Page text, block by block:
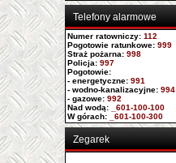
Telefony alarmowe
Numer ratowniczy: 112
Pogotowie ratunkowe: 999
Straż pożarna: 998
Policja: 997
Pogotowie:
- energetyczne: 991
- wodno-kanalizacyjne: 994
- gazowe: 992
Nad wodą: _601-100-100
W górach: _601-100-300
Zegarek